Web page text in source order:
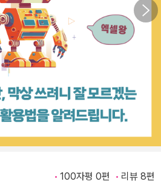
100자평 0편 리뷰 8편